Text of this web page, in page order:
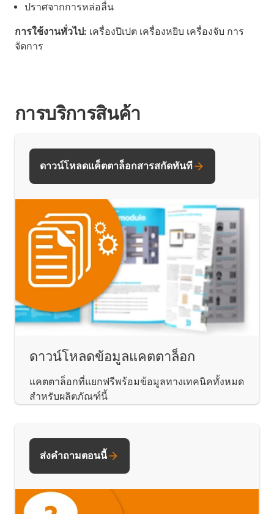
ปราศจากการหล่อลื่น
การใช้งานทั่วไป: เครื่องปิเปต เครื่องหยิบ เครื่องจับ การ
จัดการ
การบริการสินค้า
ดาวน์โหลดข้อมูลแคตตาล็อก
แคตตาล็อกที่แยกฟรีพร้อมข้อมูลทางเทคนิคทั้งหมด
สำหรับผลิตภัณฑ์นี้
ดาวน์โหลดแค็ตตาล็อกสารสกัดทันที
ส่งคำถามตอนนี้